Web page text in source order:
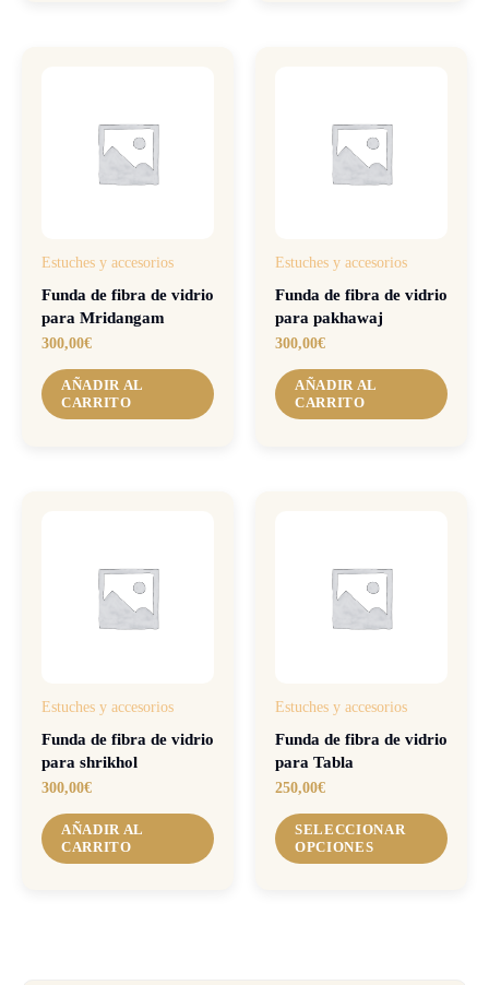
Estuches y accesorios
Funda de fibra de vidrio
para Mridangam
300,00€
AÑADIR AL
CARRITO
Estuches y accesorios
Funda de fibra de vidrio
para pakhawaj
300,00€
AÑADIR AL
CARRITO
Estuches y accesorios
Funda de fibra de vidrio
para shrikhol
300,00€
AÑADIR AL
CARRITO
Estuches y accesorios
Funda de fibra de vidrio
para Tabla
250,00€
SELECCIONAR
OPCIONES